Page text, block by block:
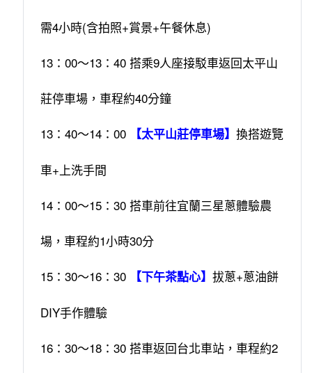
需4小時(含拍照+賞景+午餐休息)
13：00～13：40 搭乘9人座接駁車返回太平山
莊停車場，車程約40分鐘
13：40～14：00 【太平山莊停車場】 換搭遊覽
車+上洗手間
14：00～15：30 搭車前往宜蘭三星蔥體驗農
場，車程約1小時30分
15：30～16：30 【下午茶點心】 拔蔥+蔥油餅
DIY手作體驗
16：30～18：30 搭車返回台北車站，車程約2